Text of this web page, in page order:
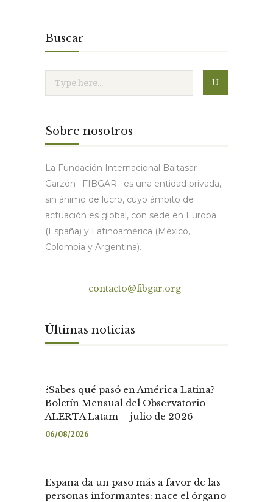
Buscar
Sobre nosotros
La Fundación Internacional Baltasar
Garzón –FIBGAR– es una entidad privada,
sin ánimo de lucro, cuyo ámbito de
actuación es global, con sede en Europa
(España) y Latinoamérica (México,
Colombia y Argentina).
contacto@fibgar.org
Últimas noticias
¿Sabes qué pasó en América Latina?
Boletín Mensual del Observatorio
ALERTA Latam – julio de 2026
06/08/2026
España da un paso más a favor de las
personas informantes: nace el órgano